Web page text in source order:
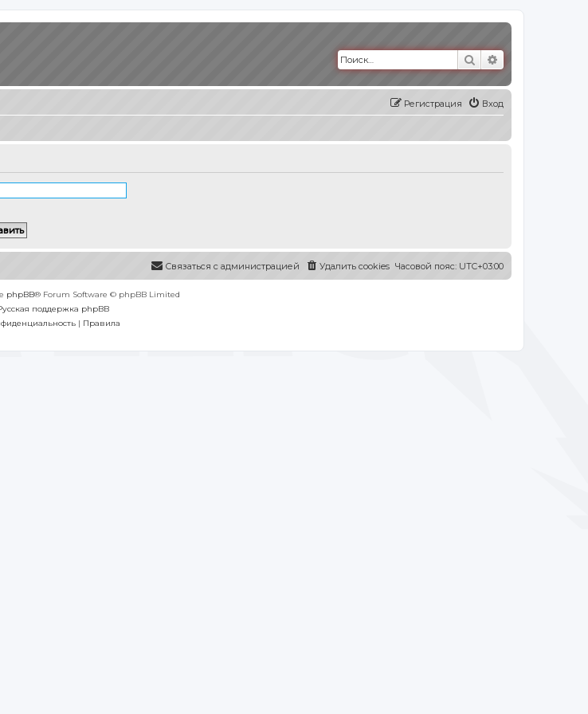
Поиск
Вход
Регистрация
Часовой пояс: UTC+03:00
Удалить cookies
Связаться с администрацией
phpBB® Forum Software © phpBB Limited
поддержка phpBB
| Правила